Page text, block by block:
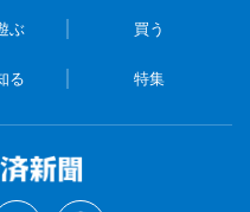
ぶ 買う
る 特集